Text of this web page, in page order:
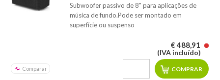
Subwoofer passivo de 8" para aplicações de
música de fundo.Pode ser montado em
superfície ou suspenso
Comparar
€ 488,91
(IVA incluído)